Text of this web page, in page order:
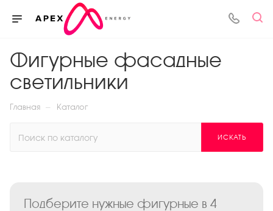
Фигурные фасадные
светильники
Главная — Каталог
ИСКАТЬ
Подберите нужные фигурные в 4